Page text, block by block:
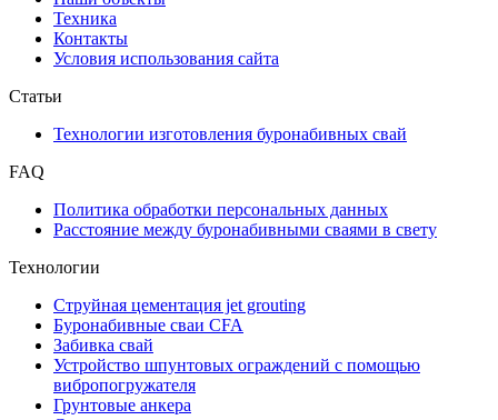
Техника
Контакты
Условия использования сайта
Статьи
Технологии изготовления буронабивных свай
FAQ
Политика обработки персональных данных
Расстояние между буронабивными сваями в свету
Технологии
Струйная цементация jet grouting
Буронабивные сваи CFA
Забивка свай
Устройство шпунтовых ограждений с помощью
вибропогружателя
Грунтовые анкера